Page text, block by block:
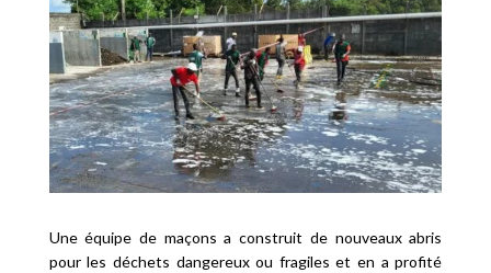
Une équipe de maçons a construit de nouveaux abris
pour les déchets dangereux ou fragiles et en a profité